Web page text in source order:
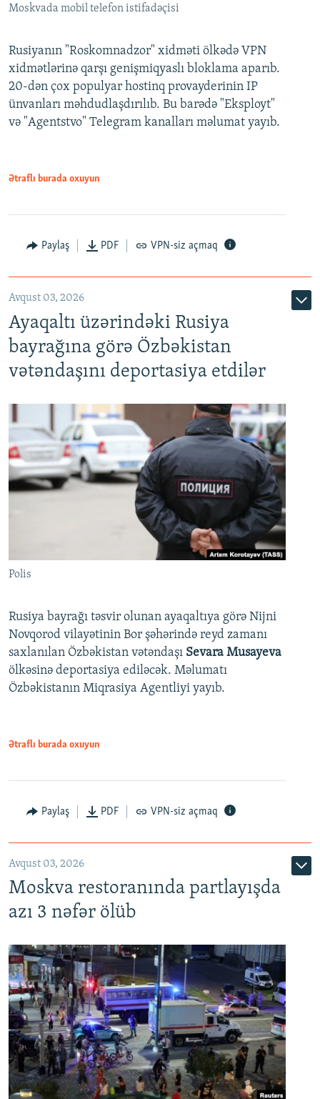
Moskvada mobil telefon istifadəçisi
Rusiyanın "Roskomnadzor" xidməti ölkədə VPN
xidmətlərinə qarşı genişmiqyaslı bloklama aparıb.
20-dən çox populyar hostinq provayderinin IP
ünvanları məhdudlaşdırılıb. Bu barədə "Eksployt"
və "Agentstvo" Telegram kanalları məlumat yayıb.
Ətraflı burada oxuyun
Paylaş PDF VPN-siz açmaq
Avqust 03, 2026
Ayaqaltı üzərindəki Rusiya
bayrağına görə Özbəkistan
vətəndaşını deportasiya etdilər
Polis
Rusiya bayrağı təsvir olunan ayaqaltıya görə Nijni
Novqorod vilayətinin Bor şəhərində reyd zamanı
saxlanılan Özbəkistan vətəndaşı Sevara Musayeva
ölkəsinə deportasiya ediləcək. Məlumatı
Özbəkistanın Miqrasiya Agentliyi yayıb.
Ətraflı burada oxuyun
Paylaş PDF VPN-siz açmaq
Avqust 03, 2026
Moskva restoranında partlayışda
azı 3 nəfər ölüb